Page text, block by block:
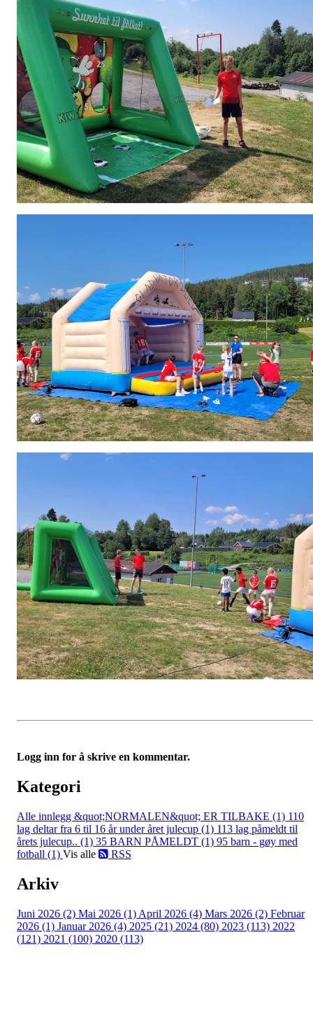
Logg inn for å skrive en kommentar.
Kategori
Alle innlegg &quot;NORMALEN&quot; ER TILBAKE (1) 110
lag deltar fra 6 til 16 år under året julecup (1) 113 lag påmeldt til
årets julecup.. (1) 35 BARN PÅMELDT (1) 95 barn - gøy med
fotball (1) Vis alle RSS
Arkiv
Juni 2026 (2) Mai 2026 (1) April 2026 (4) Mars 2026 (2) Februar
2026 (1) Januar 2026 (4) 2025 (21) 2024 (80) 2023 (113) 2022
(121) 2021 (100) 2020 (113)